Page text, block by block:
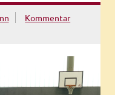
Kommentar